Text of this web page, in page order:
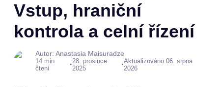
Vstup, hraniční
kontrola a celní řízení
Autor: Anastasia Maisuradze
14 min
čtení
•28. prosince
2025
•Aktualizováno 06. srpna
2026